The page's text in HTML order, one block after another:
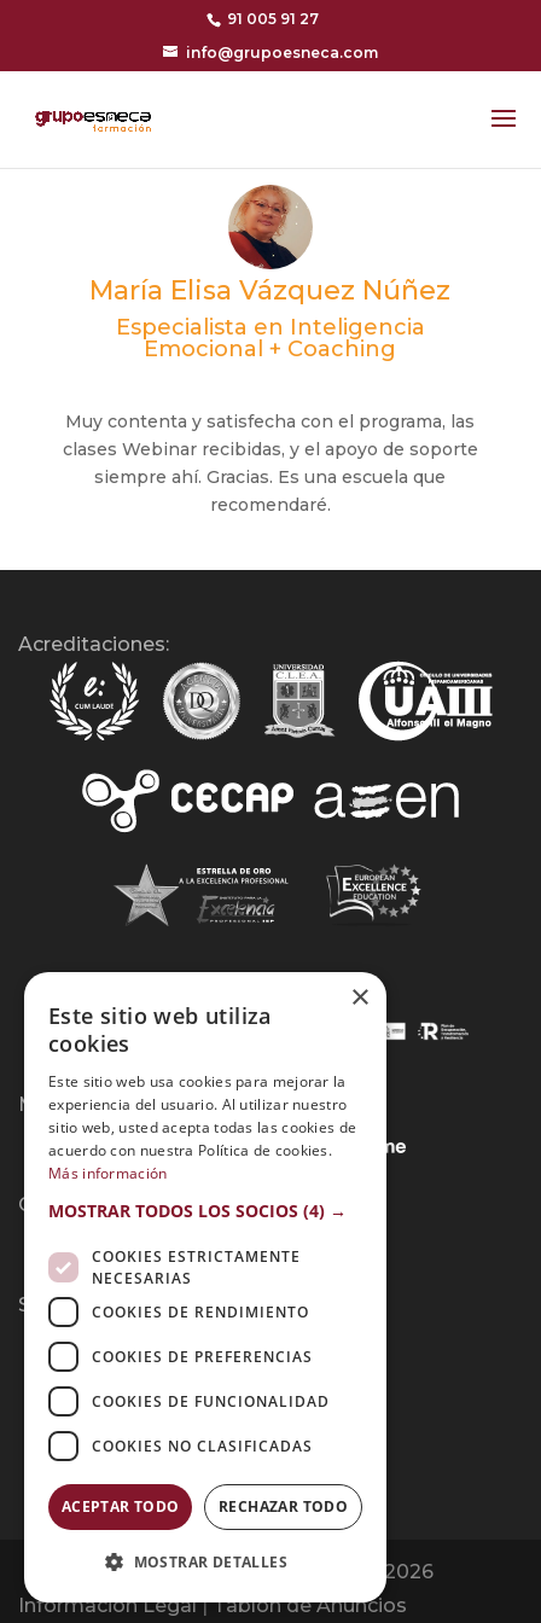
91 005 91 27
info@grupoesneca.com
María Elisa Vázquez Núñez
Especialista en Inteligencia
Emocional + Coaching
Muy contenta y satisfecha con el programa, las
clases Webinar recibidas, y el apoyo de soporte
siempre ahí. Gracias. Es una escuela que
recomendaré.
Acreditaciones:
Métodos de Pago:
Contacto:
Síguenos:
Opiniones Grupo Esneca | Copyright 2026
Información Legal|Tablón de Anuncios
×
Este sitio web utiliza
cookies
Este sitio web usa cookies para mejorar la
experiencia del usuario. Al utilizar nuestro
sitio web, usted acepta todas las cookies de
acuerdo con nuestra Política de cookies.
Más información
MOSTRAR TODOS LOS SOCIOS (4) →
COOKIES ESTRICTAMENTE
NECESARIAS
COOKIES DE RENDIMIENTO
COOKIES DE PREFERENCIAS
COOKIES DE FUNCIONALIDAD
COOKIES NO CLASIFICADAS
ACEPTAR TODO RECHAZAR TODO
MOSTRAR DETALLES